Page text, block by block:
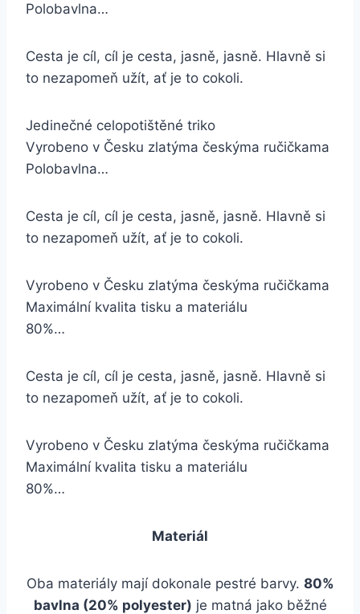
Polobavlna…
Cesta je cíl, cíl je cesta, jasně, jasně. Hlavně si
to nezapomeň užít, ať je to cokoli.
Jedinečné celopotištěné triko
Vyrobeno v Česku zlatýma českýma ručičkama
Polobavlna…
Cesta je cíl, cíl je cesta, jasně, jasně. Hlavně si
to nezapomeň užít, ať je to cokoli.
Vyrobeno v Česku zlatýma českýma ručičkama
Maximální kvalita tisku a materiálu
80%…
Cesta je cíl, cíl je cesta, jasně, jasně. Hlavně si
to nezapomeň užít, ať je to cokoli.
Vyrobeno v Česku zlatýma českýma ručičkama
Maximální kvalita tisku a materiálu
80%…
Materiál
Oba materiály mají dokonale pestré barvy. 80%
bavlna (20% polyester) je matná jako běžné